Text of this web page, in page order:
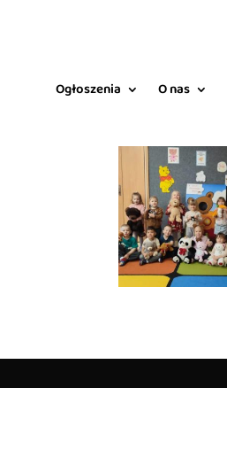
Ogłoszenia O nas